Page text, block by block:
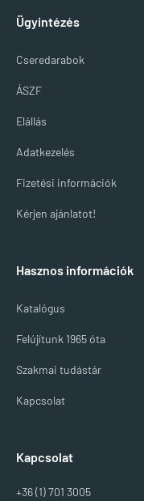
Ügyintézés
Cseredarabok
ÁSZF
Elállás
Adatkezelés
Fizetési információk
Kérjen ajánlatot!
Hasznos információk
Katalógus
Felújítunk 1965 óta
Szakmai tudástár
Kapcsolat
Kapcsolat
+36 (1) 701 3005